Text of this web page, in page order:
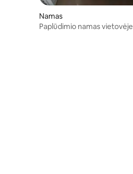
Namas
Paplūdimio namas vietovėje